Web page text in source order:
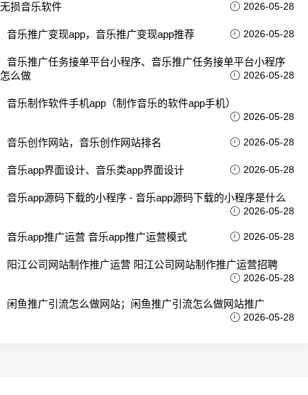
无损音乐软件
2026-05-28
音乐推广变现app，音乐推广变现app推荐 2026-05-28
音乐推广任务接单平台小程序、音乐推广任务接单平台小程序
怎么做
2026-05-28
音乐制作软件手机app（制作音乐的软件app手机）
2026-05-28
音乐创作网站，音乐创作网站排名 2026-05-28
音乐app界面设计、音乐类app界面设计 2026-05-28
音乐app源码下载的小程序 - 音乐app源码下载的小程序是什么
2026-05-28
音乐app推广运营 音乐app推广运营模式 2026-05-28
阳江公司网站制作推广运营 阳江公司网站制作推广运营招聘
2026-05-28
闲鱼推广引流怎么做网站；闲鱼推广引流怎么做网站推广
2026-05-28